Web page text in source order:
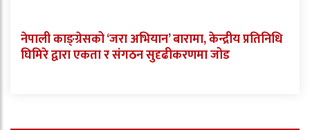
नेपाली काङ्ग्रेसको ‘जरा अभियान’ बारामा, केन्द्रीय प्रतिनिधि
घिमिरे द्वारा एकता र संगठन सुदृढीकरणमा जोड